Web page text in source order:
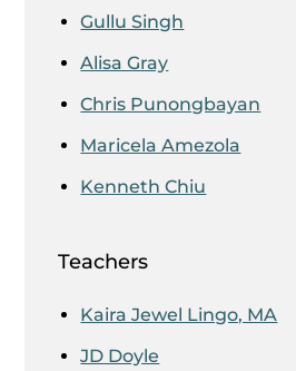
Gullu Singh
Alisa Gray
Chris Punongbayan
Maricela Amezola
Kenneth Chiu
Teachers
Kaira Jewel Lingo, MA
JD Doyle